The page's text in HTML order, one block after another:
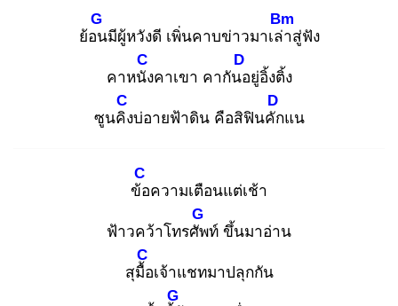
ย้อน
G
มีผู้หวังดี เพิ่นคาบข่าวมาเล่า
Bm
สู่ฟัง
คาหนัง
C
คาเขา คากันอ
D
ยู่อิ้งติ้ง
ซูนคิง
C
บ่อายฟ้าดิน คือสิฟินคัก
D
แน
ข้อ
C
ความเตือนแต่เช้า
ฟ้าวคว้าโทรศัพ
G
ท์ ขึ้นมาอ่าน
สุมื้อ
C
เจ้าแชทมาปลุกกัน
G